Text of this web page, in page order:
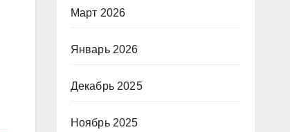
Март 2026
Январь 2026
Декабрь 2025
Ноябрь 2025